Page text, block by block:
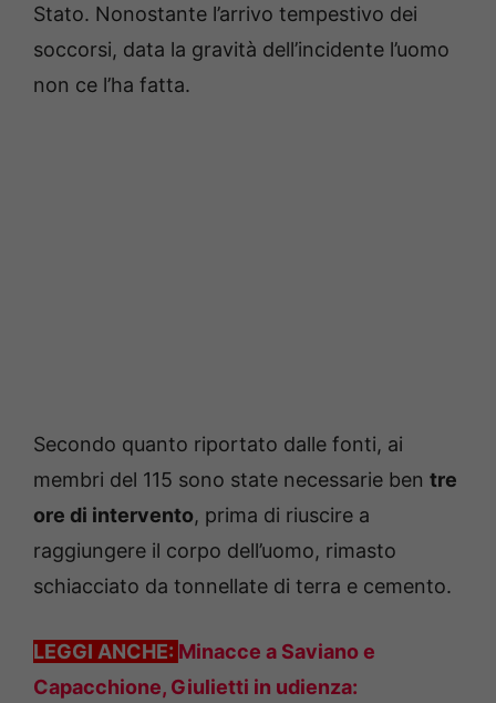
Stato. Nonostante l’arrivo tempestivo dei
soccorsi, data la gravità dell’incidente l’uomo
non ce l’ha fatta.
Secondo quanto riportato dalle fonti, ai
membri del 115 sono state necessarie ben tre
ore di intervento, prima di riuscire a
raggiungere il corpo dell’uomo, rimasto
schiacciato da tonnellate di terra e cemento.
LEGGI ANCHE: Minacce a Saviano e
Capacchione, Giulietti in udienza: